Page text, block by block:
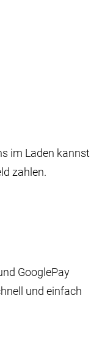
im Laden kannst
zahlen.
GooglePay
und einfach